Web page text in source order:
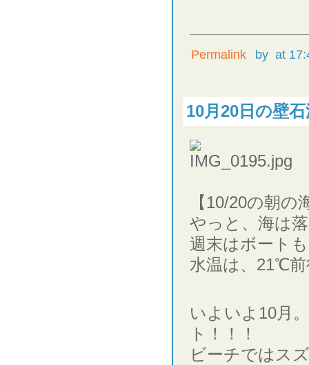
Permalink by at
10月20日の壁
【10/20の朝の
やっと、海は
週末はボート
水温は、21℃
いよいよ10月
ト！！！
ビーチではス